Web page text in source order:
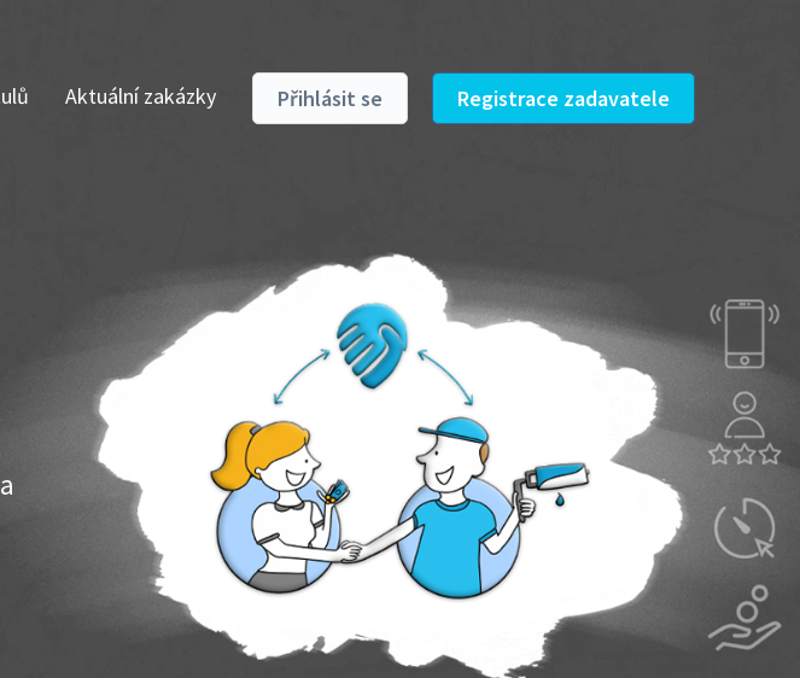
Aktuální zakázky Přihlásit se Registrace zadavatele